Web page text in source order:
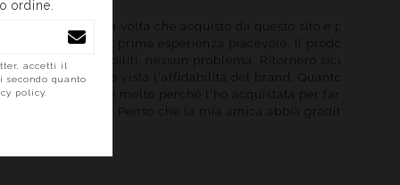
È la prima volta che acquisto da questo sito e posso dire di
avuto una prima esperienza piacevole. Il prodotto è arrivato
tempi stabiliti, nessun problema. Ritornerò sicuramente ad
acquistare vista l'affidabilità del brand. Quanto alla candela,
posso dire molto perché l'ho acquistata per fare un regalo ad
un'amica. Penso che la mia amica abbia gradito la
ordine.
accetti il
quanto
policy.